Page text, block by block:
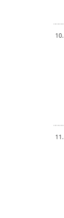
10.
11.